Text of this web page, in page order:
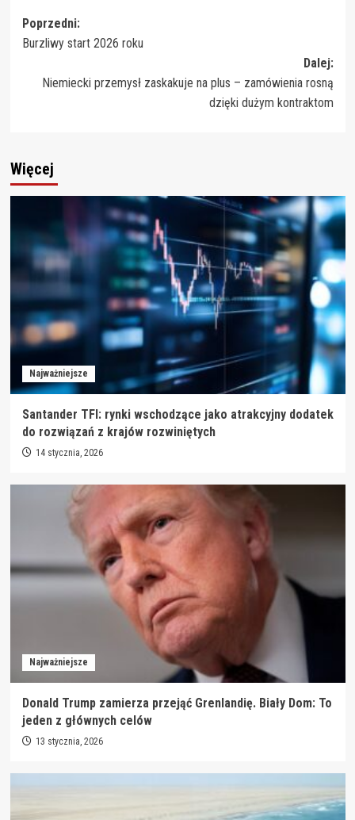
Zobacz
wpisy
Poprzedni:
Burzliwy start 2026 roku
Dalej:
Niemiecki przemysł zaskakuje na plus – zamówienia rosną
dzięki dużym kontraktom
Więcej
Najważniejsze
Santander TFI: rynki wschodzące jako atrakcyjny dodatek
do rozwiązań z krajów rozwiniętych
14 stycznia, 2026
Najważniejsze
Donald Trump zamierza przejąć Grenlandię. Biały Dom: To
jeden z głównych celów
13 stycznia, 2026